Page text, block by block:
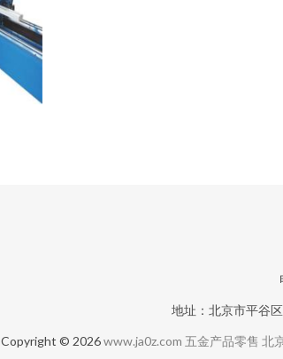
地址：北京市平谷
Copyright © 2026www.ja0z.com 五金产品零售 北